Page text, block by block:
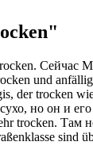
. Сейчас
und
dertrocken
сухо, но он и
trocken. Там
sind